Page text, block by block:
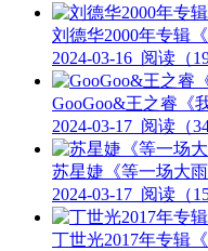
刘德华2000年专辑
2024-03-16 阅读（
GooGoo&王之睿《
2024-03-17 阅读（
苏星婕《等一场大
2024-03-17 阅读（
丁世光2017年专辑